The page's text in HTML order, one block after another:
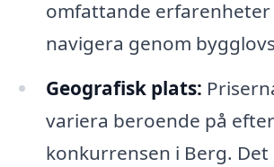
omfattande erfarenheter
navigera genom
Geografisk plats:
variera beroende på
konkurrensen i Berg. Det